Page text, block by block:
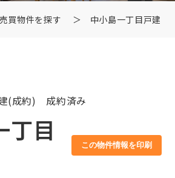
売買物件を探す ＞ 中小島一丁目戸建
(成約) 成約済み
丁目
この物件情報を印刷